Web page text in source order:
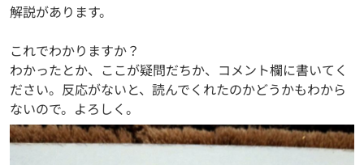
解説があります。
これでわかりますか？
わかったとか、ここが疑問だちか、コメント欄に書いてく
ださい。反応がないと、読んでくれたのかどうかもわから
ないので。よろしく。